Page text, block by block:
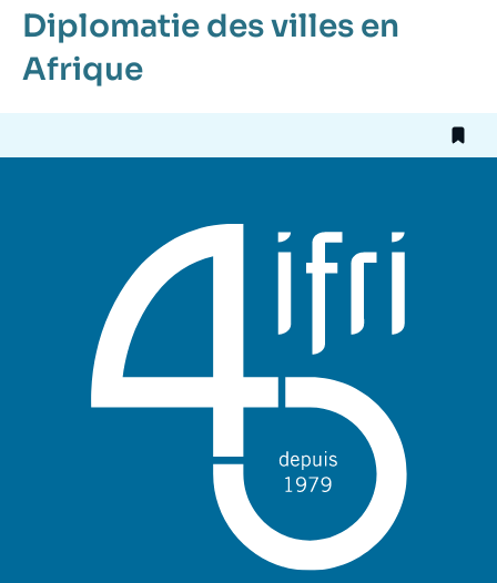
Diplomatie des villes en
Afrique